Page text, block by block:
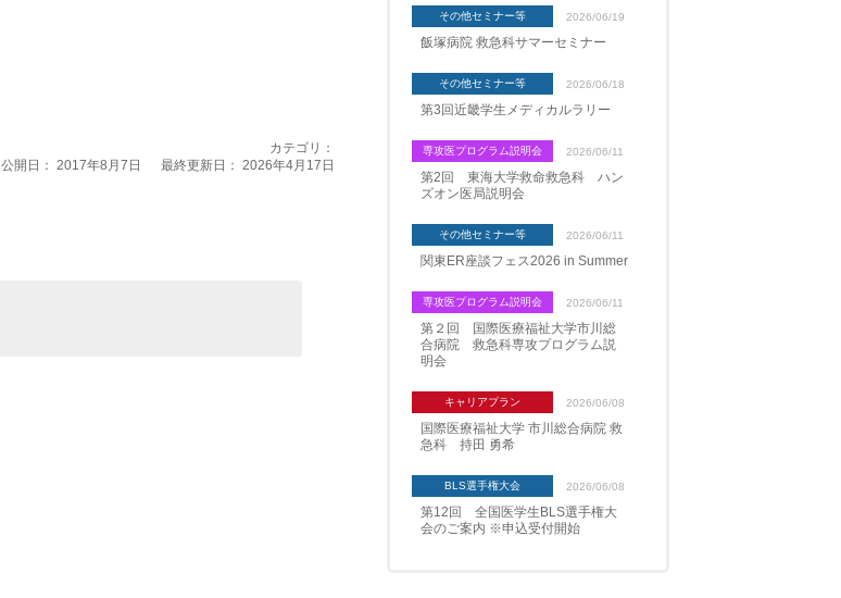
カテゴリ：
公開日： 2017年8月7日 最終更新日： 2026年4月17日
その他セミナー等 2026/06/19
飯塚病院 救急科サマーセミナー
その他セミナー等 2026/06/18
第3回近畿学生メディカルラリー
専攻医プログラム説明会 2026/06/11
第2回 東海大学救命救急科 ハン
ズオン医局説明会
その他セミナー等 2026/06/11
関東ER座談フェス2026 in Summer
専攻医プログラム説明会 2026/06/11
第２回 国際医療福祉大学市川総
合病院 救急科専攻プログラム説
明会
キャリアプラン 2026/06/08
国際医療福祉大学 市川総合病院 救
急科 持田 勇希
BLS選手権大会 2026/06/08
第12回 全国医学生BLS選手権大
会のご案内 ※申込受付開始